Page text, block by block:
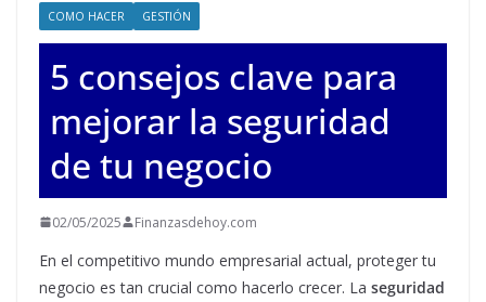
COMO HACER GESTIÓN
5 consejos clave para
mejorar la seguridad
de tu negocio
02/05/2025 Finanzasdehoy.com
En el competitivo mundo empresarial actual, proteger tu
negocio es tan crucial como hacerlo crecer. La seguridad